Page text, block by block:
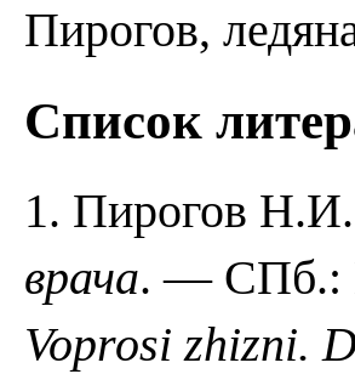
Пирогов,
Список
1. Пирогов Н.И.
врача. — СПб.:
Voprosizhizni.